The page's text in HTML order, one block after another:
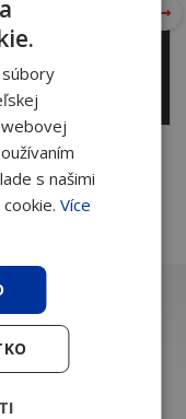
s našimi
Více